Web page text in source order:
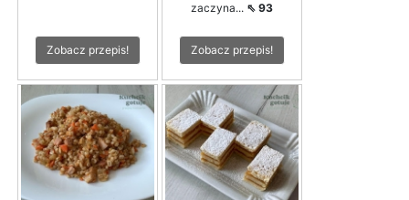
Zobacz przepis!
zaczyna... ⇖ 93
Zobacz przepis!